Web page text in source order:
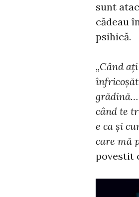
sunt
cădeau
psihică.
„Când
grădină…
când te
e ca și
care mă
povestit